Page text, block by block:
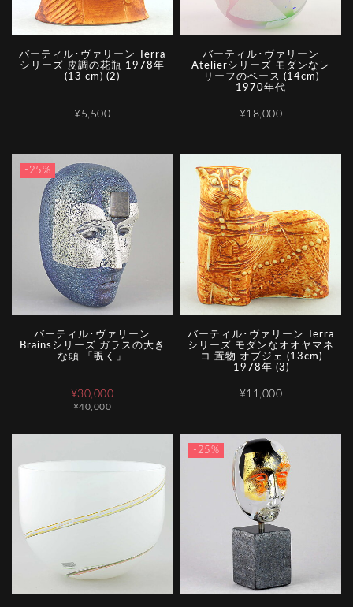
バーティル･ヴァリーン Terra
シリーズ 皮調の花瓶 1978年
(13 cm) (2)
¥5,500
バーティル･ヴァリーン
Atelierシリーズ モダンなレ
リーフのベース (14cm)
1970年代
¥18,000
-25%
バーティル･ヴァリーン
Brainsシリーズ ガラスの大き
な頭 「覗く」
¥40,000
¥30,000
バーティル･ヴァリーン Terra
シリーズ モダンなオオヤマネ
コ 置物 オブジェ (13cm)
1978年 (3)
¥11,000
-25%